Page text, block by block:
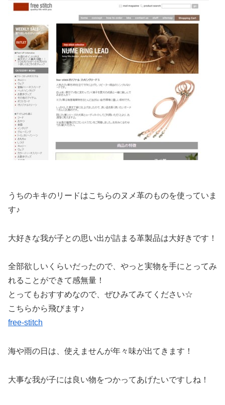
うちのキキのリードはこちらのヌメ革のものを使っていま
す♪
大好きな我が子との思い出が詰まる革製品は大好きです！
全部欲しいくらいだったので、やっと実物を手にとってみ
れることができて感無量！
とってもおすすめなので、ぜひみてみてください☆
こちらから飛びます♪
free-stitch
海や雨の日は、使えませんが年々味が出てきます！
大事な我が子には良い物をつかってあげたいですしね！